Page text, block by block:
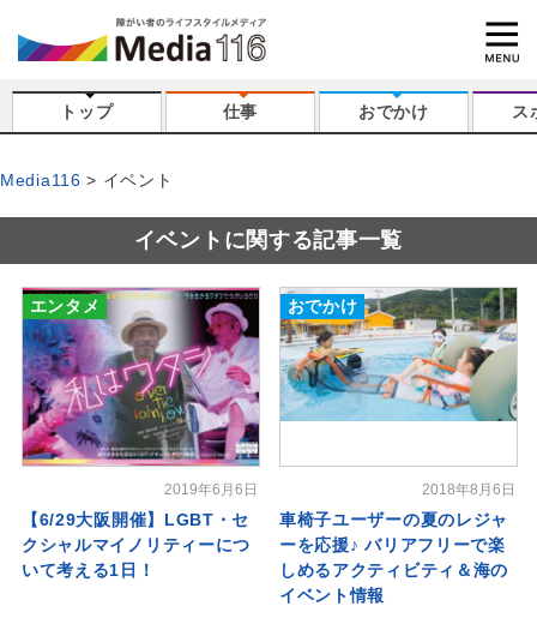
トップ 仕事 おでかけ ス
Media116 イベント
イベントに関する記事一覧
エンタメ
2019年6月6日
【6/29大阪開催】LGBT・セ
クシャルマイノリティーにつ
いて考える1日！
おでかけ
2018年8月6日
車椅子ユーザーの夏のレジャ
ーを応援♪ バリアフリーで楽
しめるアクティビティ＆海の
イベント情報